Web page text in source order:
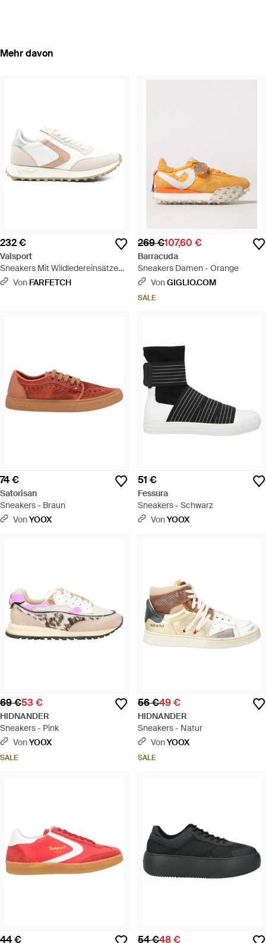
Mehr davon
232 €
Valsport
Sneakers Mit Wildledereinsätzen -
WeißVon FARFETCH
269 €107,60 €
Barracuda
Sneakers Damen - Orange
VonGIGLIO.COM
SALE
74 €
Satorisan
Sneakers - Braun
VonYOOX
51 €
Fessura
Sneakers - Schwarz
VonYOOX
69 €53 €
HIDNANDER
Sneakers - Pink
VonYOOX
SALE
56 €49 €
HIDNANDER
Sneakers - Natur
VonYOOX
SALE
44 € 54 €48 €